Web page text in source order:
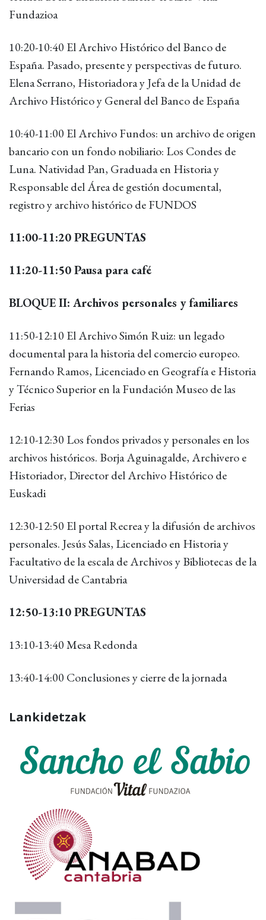
Fundazioa
10:20-10:40 El Archivo Histórico del Banco de
España. Pasado, presente y perspectivas de futuro.
Elena Serrano, Historiadora y Jefa de la Unidad de
Archivo Histórico y General del Banco de España
10:40-11:00 El Archivo Fundos: un archivo de origen
bancario con un fondo nobiliario: Los Condes de
Luna. Natividad Pan, Graduada en Historia y
Responsable del Área de gestión documental,
registro y archivo histórico de FUNDOS
11:00-11:20 PREGUNTAS
11:20-11:50 Pausa para café
BLOQUE II: Archivos personales y familiares
11:50-12:10 El Archivo Simón Ruiz: un legado
documental para la historia del comercio europeo.
Fernando Ramos, Licenciado en Geografía e Historia
y Técnico Superior en la Fundación Museo de las
Ferias
12:10-12:30 Los fondos privados y personales en los
archivos históricos. Borja Aguinagalde, Archivero e
Historiador, Director del Archivo Histórico de
Euskadi
12:30-12:50 El portal Recrea y la difusión de archivos
personales. Jesús Salas, Licenciado en Historia y
Facultativo de la escala de Archivos y Bibliotecas de la
Universidad de Cantabria
12:50-13:10 PREGUNTAS
13:10-13:40 Mesa Redonda
13:40-14:00 Conclusiones y cierre de la jornada
Lankidetzak